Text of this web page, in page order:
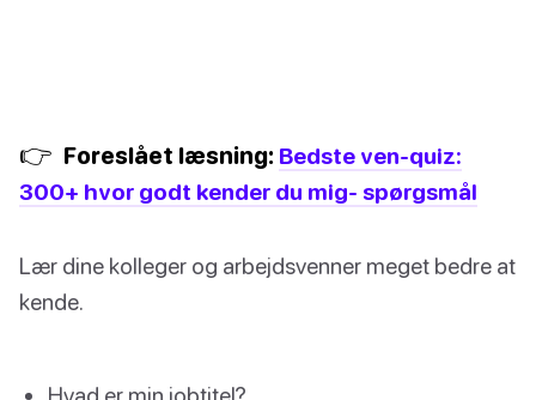
👉 Foreslået læsning: Bedste ven-quiz:
300+ hvor godt kender du mig- spørgsmål
Lær dine kolleger og arbejdsvenner meget bedre at
kende.
Hvad er min jobtitel?